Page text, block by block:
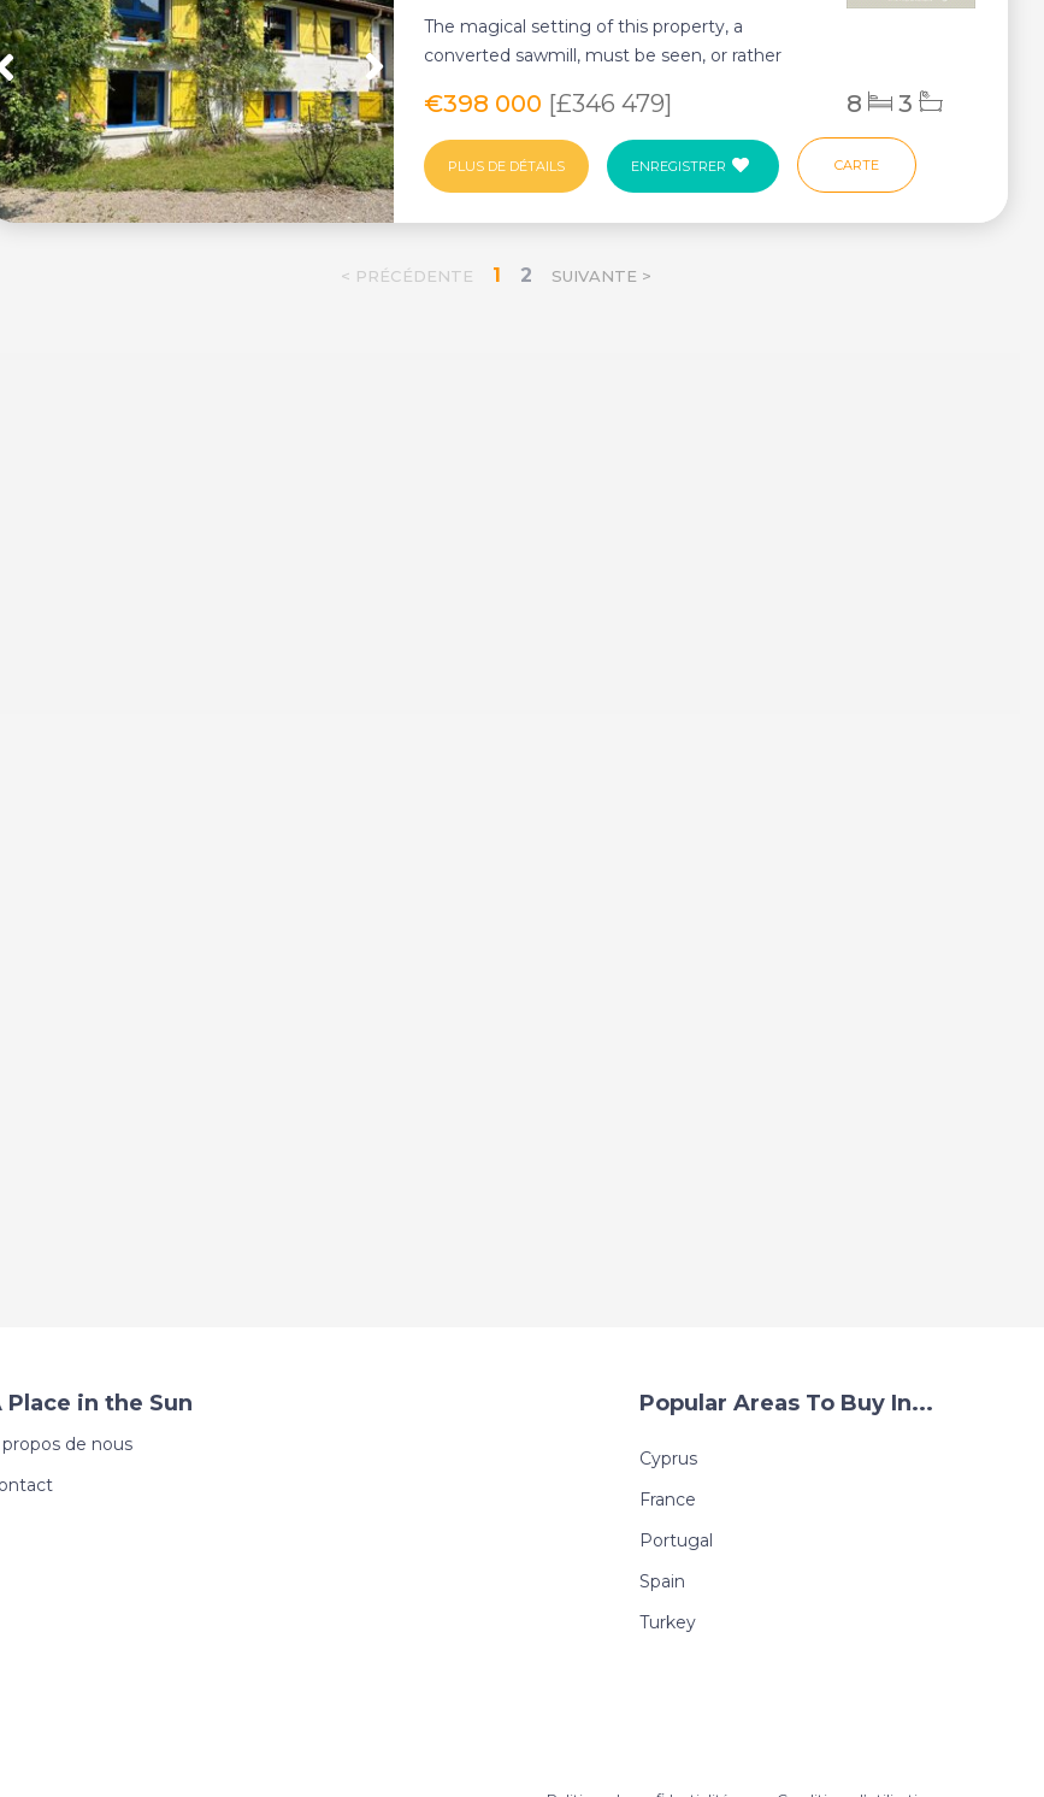
The magical setting of this property, a
converted sawmill, must be seen, or rather
€398 000 [£346 479] 8 3
PLUS DE DÉTAILS ENREGISTRER CARTE
< PRÉCÉDENTE 1 2 SUIVANTE >
Place in the Sun
de nous
Popular Areas To Buy In...
Cyprus
France
Portugal
Spain
Turkey